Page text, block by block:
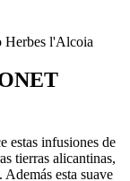
Herbes l'Alcoia
estas infusiones de
tierras alicantinas,
esta suave